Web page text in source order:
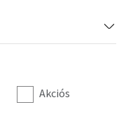
Akciós